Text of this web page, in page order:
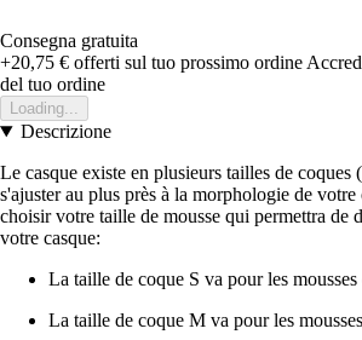
Consegna gratuita
+20,75 € offerti sul tuo prossimo ordine
del tuo ordine
Loading...
Descrizione
Le casque existe en plusieurs tailles de
s'ajuster au plus près à la morphologie de
choisir votre taille de mousse qui permettra de
votre casque:
La taille de coque S va pour les
La taille de coque M va pour les